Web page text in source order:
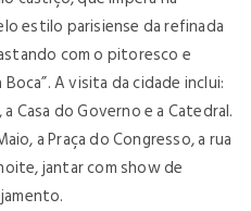
estilo parisiense da refinada
com o pitoresco e
A visita da cidade inclui:
a Casa do Governo e a Catedral.
a Praça do Congresso, a rua
jantar com show de